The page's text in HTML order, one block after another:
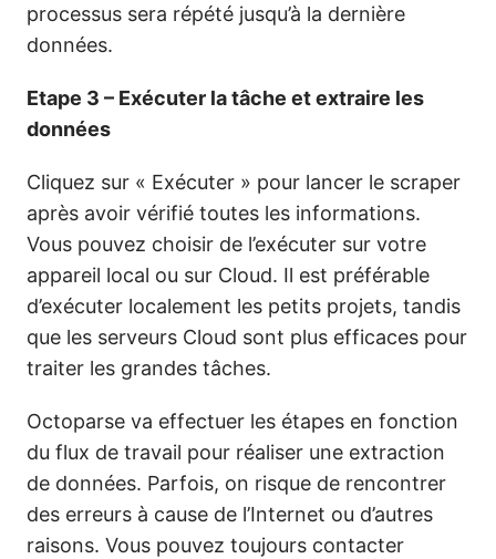
processus sera répété jusqu’à la dernière
données.
Etape 3 – Exécuter la tâche et extraire les
données
Cliquez sur « Exécuter » pour lancer le scraper
après avoir vérifié toutes les informations.
Vous pouvez choisir de l’exécuter sur votre
appareil local ou sur Cloud. Il est préférable
d’exécuter localement les petits projets, tandis
que les serveurs Cloud sont plus efficaces pour
traiter les grandes tâches.
Octoparse va effectuer les étapes en fonction
du flux de travail pour réaliser une extraction
de données. Parfois, on risque de rencontrer
des erreurs à cause de l’Internet ou d’autres
raisons. Vous pouvez toujours contacter